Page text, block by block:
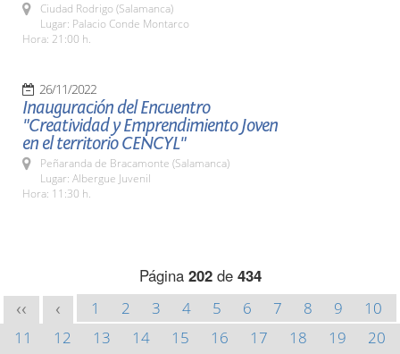
Ciudad Rodrigo (Salamanca)
Lugar: Palacio Conde Montarco
Hora: 21:00 h.
26/11/2022
Inauguración del Encuentro
"Creatividad y Emprendimiento Joven
en el territorio CENCYL"
Peñaranda de Bracamonte (Salamanca)
Lugar: Albergue Juvenil
Hora: 11:30 h.
Página 202de 434
<< < 1 2 3 4 5 6 7 8 9
10
11
12 13 14 15 16 17 18 19
20